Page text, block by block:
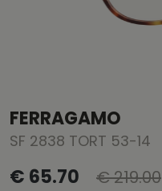
FERRAGAMO
SF 2838 TORT 53-14
€ 65.70 € 219.00